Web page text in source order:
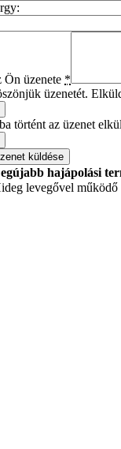
Ön üzenete *
üzenetét.
történt az üzenet
küldése
hajápolási
levegővel működő